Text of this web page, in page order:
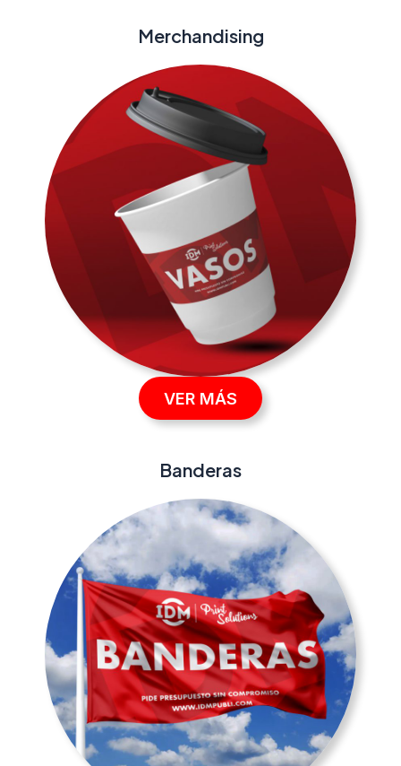
Merchandising
VER MÁS
Banderas